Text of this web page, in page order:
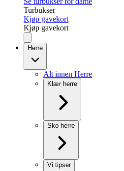
Turbukser
Kjøp gavekort
Kjøp gavekort
Herre
Alt innen Herre
Klær herre
Sko herre
Vi tipser